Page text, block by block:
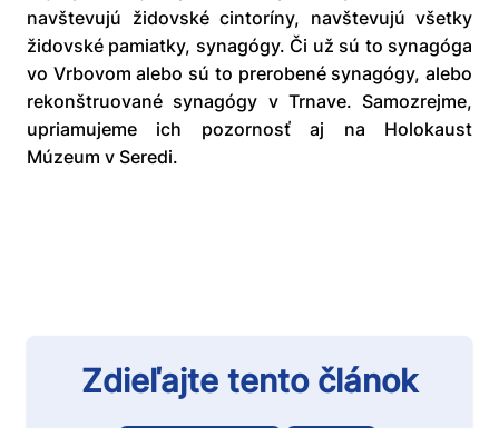
navštevujú židovské cintoríny, navštevujú všetky
židovské pamiatky, synagógy. Či už sú to synagóga
vo Vrbovom alebo sú to prerobené synagógy, alebo
rekonštruované synagógy v Trnave. Samozrejme,
upriamujeme ich pozornosť aj na Holokaust
Múzeum v Seredi.
Zdieľajte tento článok